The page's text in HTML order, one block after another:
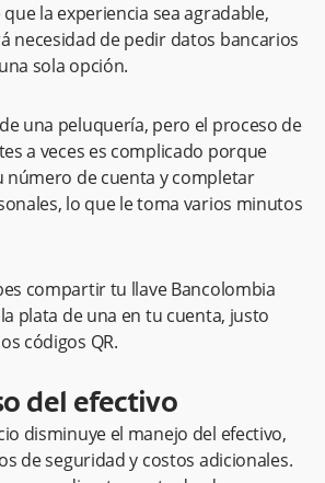
la experiencia sea agradable,
necesidad de pedir datos bancarios
sola opción.
una peluquería, pero el proceso de
a veces es complicado porque
número de cuenta y completar
lo que le toma varios minutos
compartir tu llave Bancolombia
plata de una en tu cuenta, justo
códigos QR.
del efectivo
disminuye el manejo del efectivo,
de seguridad y costos adicionales.